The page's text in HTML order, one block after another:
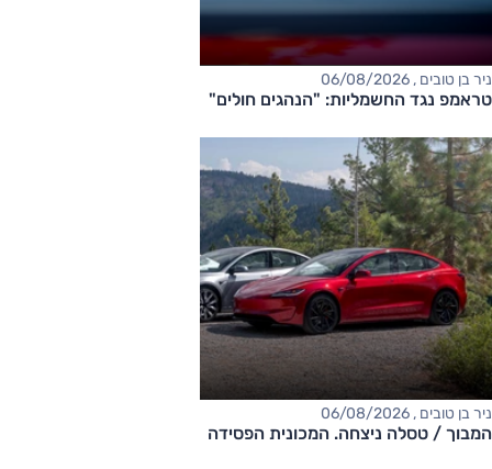
ניר בן טובים , 06/08/2026
טראמפ נגד החשמליות: "הנהגים חולים"
ניר בן טובים , 06/08/2026
המבוך / טסלה ניצחה. המכונית הפסידה